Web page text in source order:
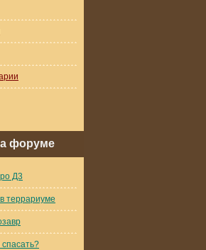
форуме
Д3
террариуме